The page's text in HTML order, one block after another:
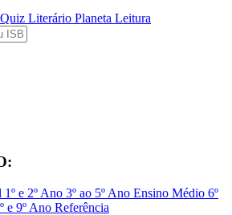
Quiz Literário Planeta Leitura
1º e 2º Ano 3º ao 5º Ano Ensino Médio 6º
e 9º Ano Referência